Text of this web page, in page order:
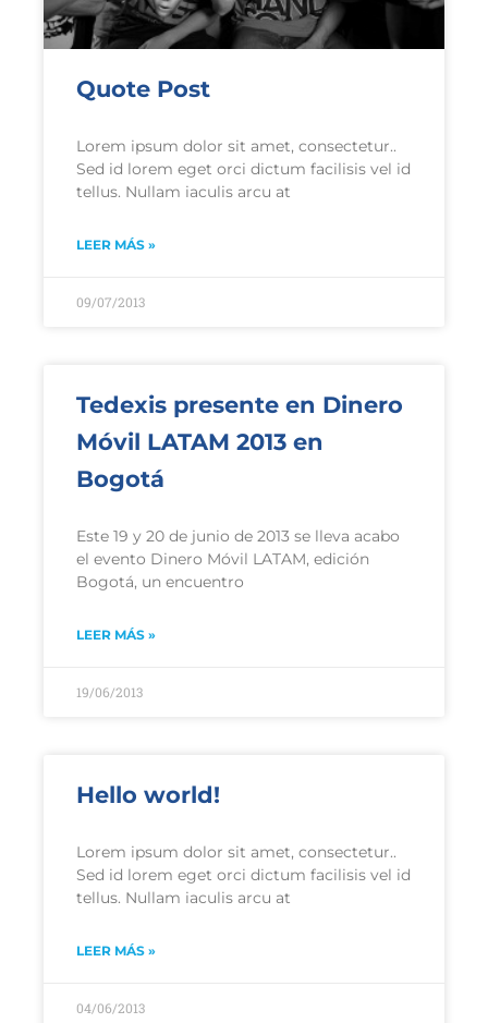
Quote Post
Lorem ipsum dolor sit amet, consectetur..
Sed id lorem eget orci dictum facilisis vel id
tellus. Nullam iaculis arcu at
LEER MÁS »
09/07/2013
Tedexis presente en Dinero
Móvil LATAM 2013 en
Bogotá
Este 19 y 20 de junio de 2013 se lleva acabo
el evento Dinero Móvil LATAM, edición
Bogotá, un encuentro
LEER MÁS »
19/06/2013
Hello world!
Lorem ipsum dolor sit amet, consectetur..
Sed id lorem eget orci dictum facilisis vel id
tellus. Nullam iaculis arcu at
LEER MÁS »
04/06/2013